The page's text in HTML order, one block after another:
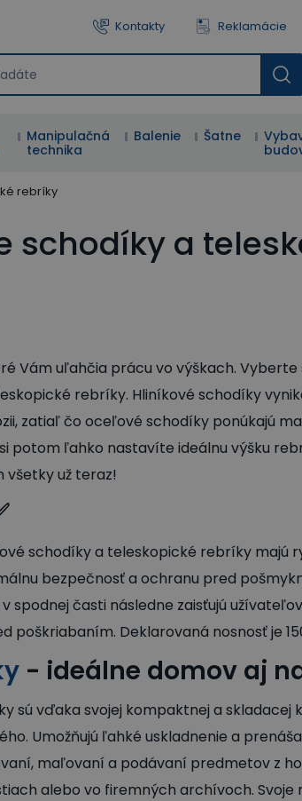
Kontakty Reklamácie
Manipulačná
technika
Balenie Šatne
rebríky
schodíky a
Vám uľahčia prácu vo výškach. Vyberte
rebríky. Hliníkové schodíky
zatiaľ čo oceľové schodíky ponúkajú
potom ľahko nastavíte ideálnu výšku
všetky už teraz!
schodíky a teleskopické rebríky majú
bezpečnosť a ochranu pred
spodnej časti následne zaisťujú
poškriabaním. Deklarovaná nosnosť je
- ideálne domov aj
sú vďaka svojej kompaktnej a skladacej
Umožňujú ľahké uskladnenie a
maľovaní a podávaní predmetov z
alebo vo firemných archívoch. Svoje